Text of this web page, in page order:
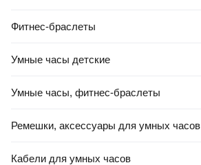
Фитнес-браслеты
Умные часы детские
Умные часы, фитнес-браслеты
Ремешки, аксессуары для умных часов
Кабели для умных часов